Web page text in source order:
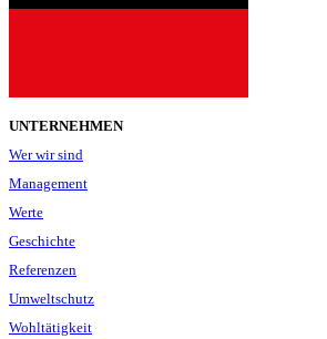
UNTERNEHMEN
Wer wir sind
Management
Werte
Geschichte
Referenzen
Umweltschutz
Wohltätigkeit